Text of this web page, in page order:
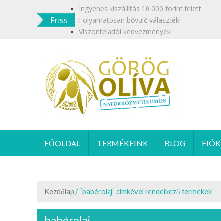
Friss
Ingyenes kiszállítás 10 000 forint felett
Folyamatosan bővülő választék!
Viszonteladói kedvezmények
FŐOLDAL TERMÉKEINK BLOG
Kezdőlap / “babérolaj” címkével rendelkező termékek